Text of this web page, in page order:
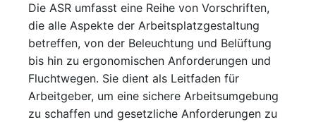
Die ASR umfasst eine Reihe von Vorschriften,
die alle Aspekte der Arbeitsplatzgestaltung
betreffen, von der Beleuchtung und Belüftung
bis hin zu ergonomischen Anforderungen und
Fluchtwegen. Sie dient als Leitfaden für
Arbeitgeber, um eine sichere Arbeitsumgebung
zu schaffen und gesetzliche Anforderungen zu